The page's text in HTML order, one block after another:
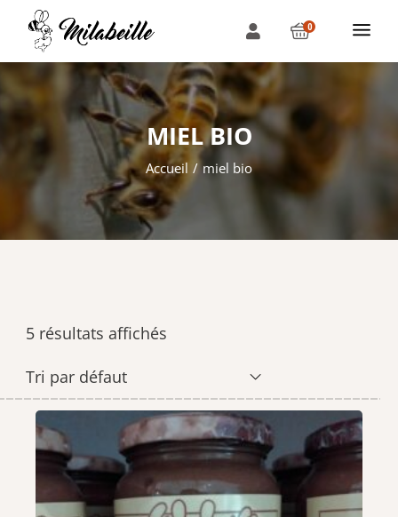
0
MIEL BIO
Accueil miel bio
5 résultats affichés
Tri par défaut